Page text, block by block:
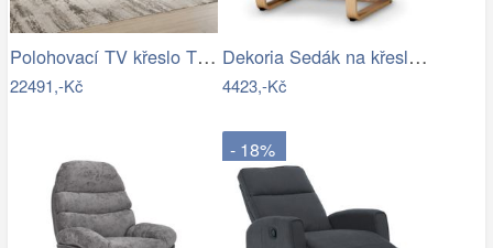
Polohovací TV křeslo TV-B3980 Autronic
22491,-Kč
Dekoria Sedák na křeslo IKEA Poäng II,…
4423,-Kč
- 18%